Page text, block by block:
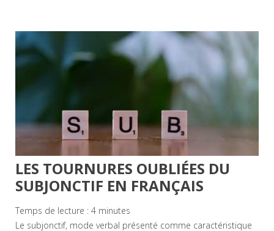
LES TOURNURES OUBLIÉES DU
SUBJONCTIF EN FRANÇAIS
Temps de lecture : 4 minutes
Le subjonctif, mode verbal présenté comme caractéristique